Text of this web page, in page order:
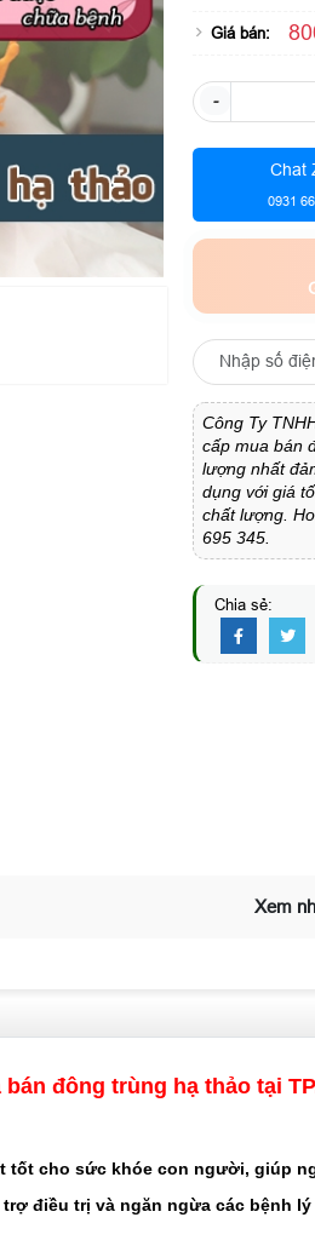
Giá bán:
-
Chat
0931
Công Ty
cấp mua bán
lượng nhất
dụng với giá
chất lượng.
695 345.
Chia sẻ:
Xem
bán đông trùng hạ thảo tại
cho sức khóe con người, giúp
trợ điều trị và ngăn ngừa các bệnh